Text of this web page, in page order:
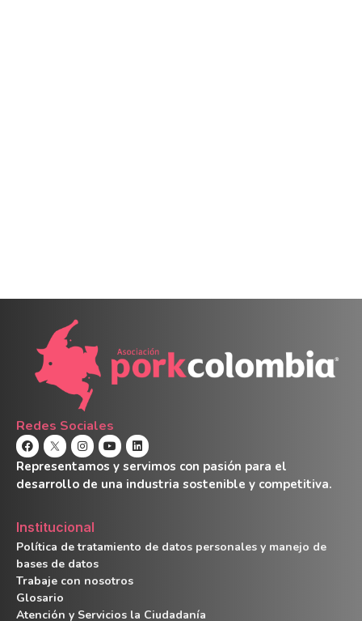
Redes Sociales
Representamos y servimos con pasión para el
desarrollo de una industria sostenible y competitiva.
Institucional
Política de tratamiento de datos personales y manejo de
bases de datos
Trabaje con nosotros
Glosario
Atención y Servicios la Ciudadanía